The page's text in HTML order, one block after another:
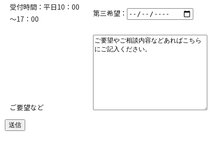
受付時間：平日10：00
～17：00
第三希望：
ご要望など